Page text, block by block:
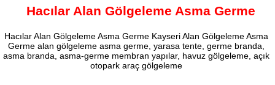
Hacılar Alan Gölgeleme Asma Germe
Hacılar Alan Gölgeleme Asma Germe Kayseri Alan Gölgeleme Asma
Germe alan gölgeleme asma germe, yarasa tente, germe branda,
asma branda, asma-germe membran yapılar, havuz gölgeleme, açık
otopark araç gölgeleme